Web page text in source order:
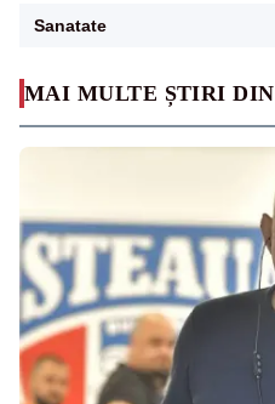
MAI MULTE ȘTIRI DIN
Sanatate